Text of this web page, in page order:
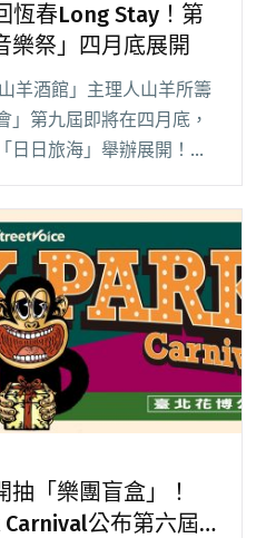
恆春Long Stay！第
樂祭」四月底展開
羊酒館」主理人山羊所籌
」第九屆即將在四月底，
日日旅海」舉辦展開！
後，4/27 加碼免費 after
滿載、屬閱讀全文
Long Stay！第九屆「墾
展開"
「樂團盲盒」！
公布第六屆